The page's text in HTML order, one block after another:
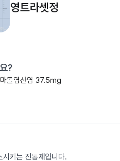
영트라셋정
?
돌염산염 37.5mg
키는 진통제입니다.